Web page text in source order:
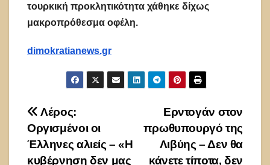
τουρκική προκλητικότητα χάθηκε δίχως
μακροπρόθεσμα οφέλη.
dimokratianews.gr
Πλοήγηση
άρθρων
Ερντογάν στον
πρωθυπουργό της
Λιβύης – Δεν θα
κάνετε τίποτα, δεν
Λέρος:
Οργισμένοι οι
Έλληνες αλιείς – «Η
κυβέρνηση δεν μας